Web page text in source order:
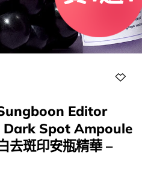
Sungboon Editor
Spot Ampoule
去斑印安瓶精華 –